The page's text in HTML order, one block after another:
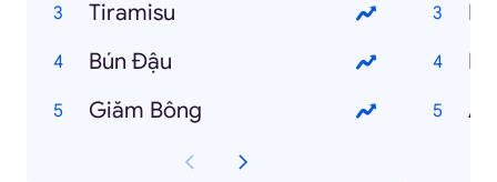
Tiramisu
Bún Đậu
Giăm Bông